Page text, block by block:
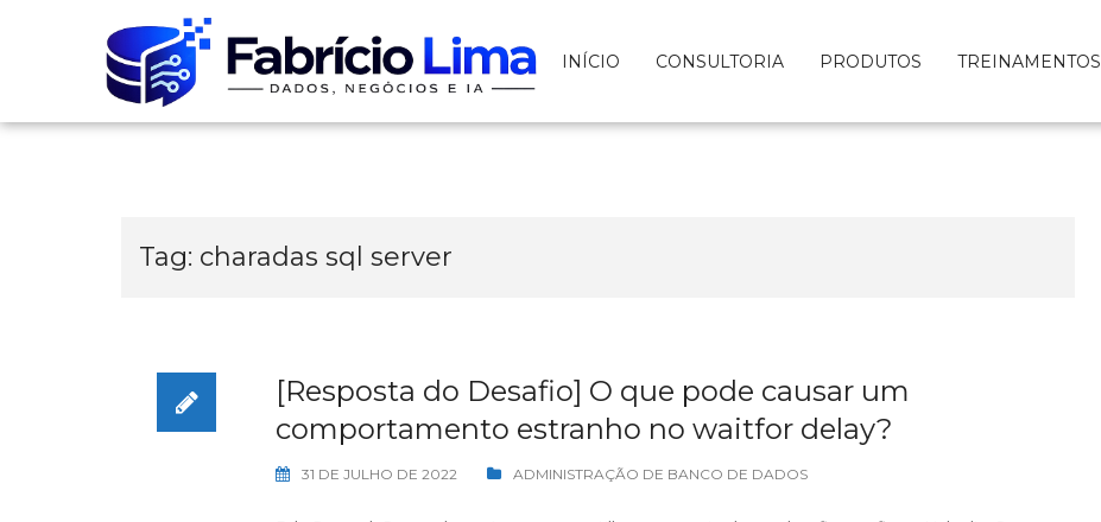
INÍCIO CONSULTORIA PRODUTOS TREINAMENTOS
Tag: charadas sql server
[Resposta do Desafio] O que pode causar um
comportamento estranho no waitfor delay?
31 DE JULHO DE 2022 ADMINISTRAÇÃO DE BANCO DE DADOS